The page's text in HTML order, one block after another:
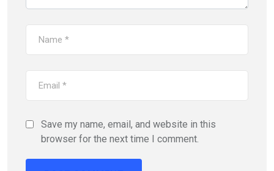
Save my name, email, and website in this
browser for the next time I comment.